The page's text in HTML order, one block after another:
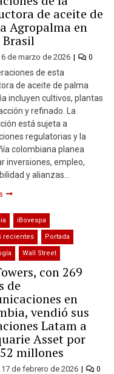
de aceite de
Agropalma en
Brasil
6 de marzo de 2026 0
de esta
de aceite de palma
incluyen cultivos, plantas
y refinado. La
está sujeta a
regulatorias y la
colombiana planea
inversiones, empleo,
y alianzas…
iBovespa
recientes Portada
Wall Street
con 269
de
en
vendió sus
Latam a
Asset por
millones
17 de febrero de 2026 0